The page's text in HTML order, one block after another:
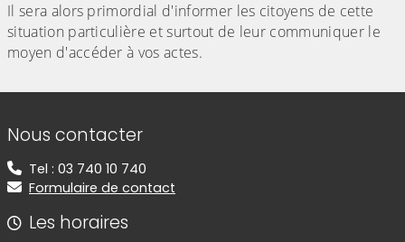
Il sera alors primordial d'informer les citoyens de cette
situation particulière et surtout de leur communiquer le
moyen d'accéder à vos actes.
Informations de contact
Nous contacter
Tel : 03 740 10 740
Formulaire de contact
Les horaires